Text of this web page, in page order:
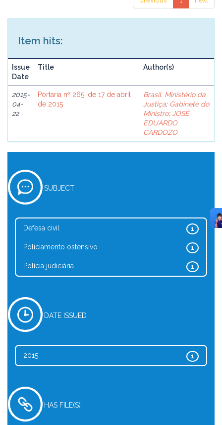
Item hits:
Issue
Date
Title Author(s)
2015-
04-
22
Portaria nº 265, de 17 de abril
de 2015
Brasil. Ministério da
Justiça; Gabinete do
Ministro; JOSÉ
EDUARDO
CARDOZO
SUBJECT
1
Defesa civil
1
Policiamento ostensivo
1
Polícia judiciária
DATE ISSUED
1
2015
HAS FILE(S)